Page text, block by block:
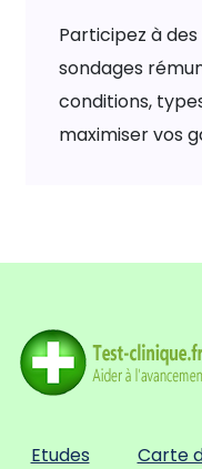
Participez à
sondages
conditions,
maximiser vos
Etudes Carte